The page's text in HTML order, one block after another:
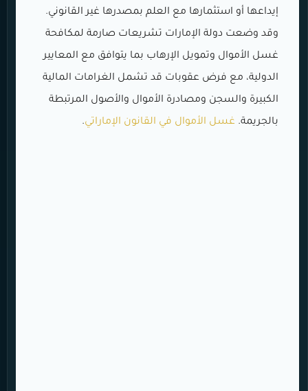
إيداعها أو استثمارها مع العلم بمصدرها غير القانوني.
وقد وضعت دولة الإمارات تشريعات صارمة لمكافحة
غسل الأموال وتمويل الإرهاب بما يتوافق مع المعايير
الدولية، مع فرض عقوبات قد تشمل الغرامات المالية
الكبيرة والسجن ومصادرة الأموال والأصول المرتبطة
بالجريمة. غسل الأموال في القانون الإماراتي.